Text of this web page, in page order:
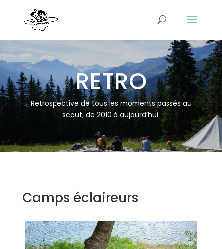
RETRO
Retrospective de tous les moments passés au
scout, de 2010 à aujourd’hui.
Camps éclaireurs